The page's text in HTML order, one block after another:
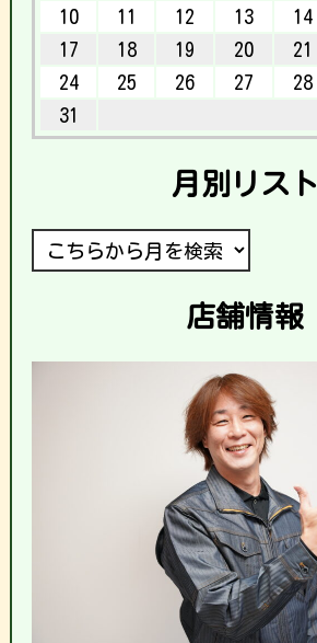
10
11 12 13 14
17
18 19 20 21
24
25 26 27 28
31
月別リスト
店舗情報